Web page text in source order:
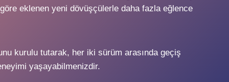
eklenen yeni dövüşçülerle daha fazla eğlence
kurulu tutarak, her iki sürüm arasında geçiş
yaşayabilmenizdir.